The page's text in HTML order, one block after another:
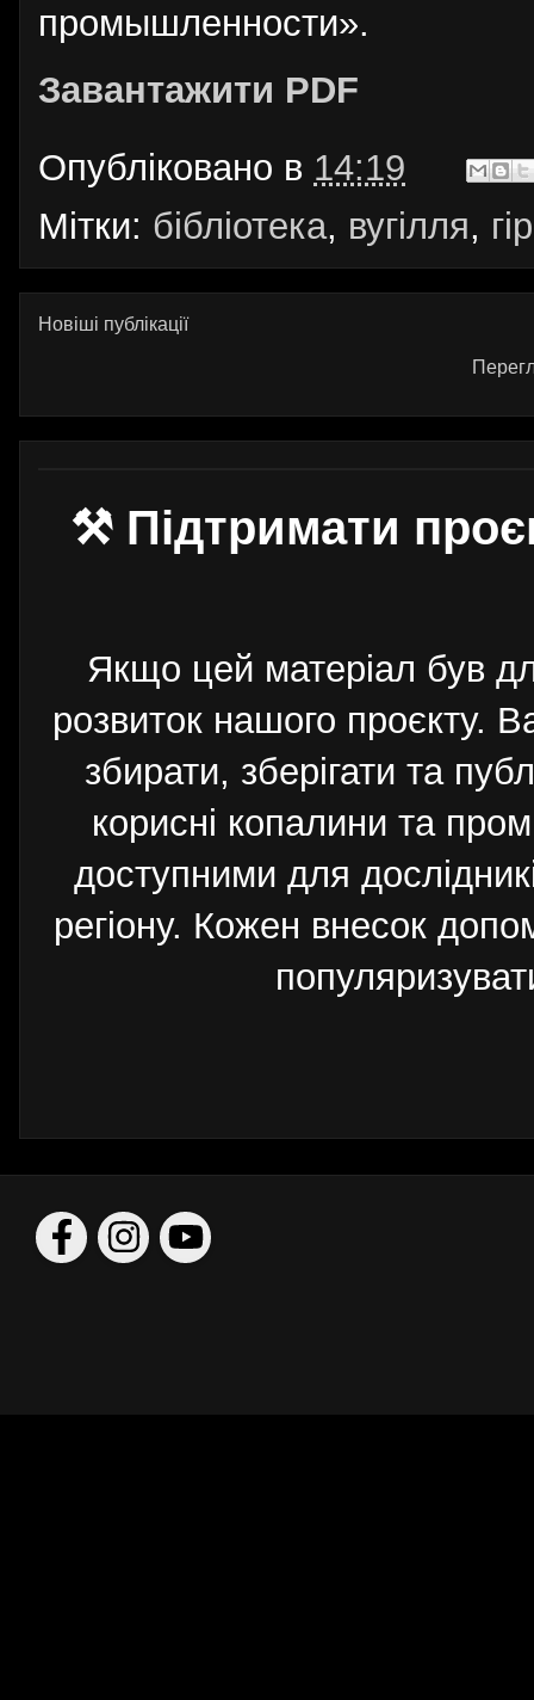
промышленности».
Завантажити PDF
Опубліковано в 14:19
Мітки: бібліотека, вугілля,
Новіші публікації
⚒ Підтримати
Якщо цей матеріал був
розвиток нашого проєкту.
збирати, зберігати та
корисні копалини та
доступними для
регіону. Кожен внесок